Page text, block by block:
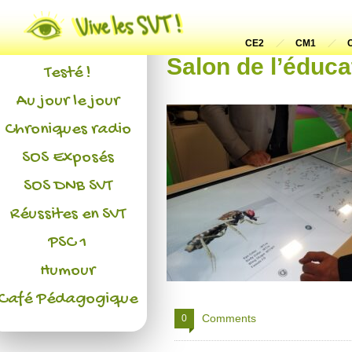
CE2 CM1
Salon de
0 Comments
Actualités
L'association
Testé !
Au jour le jour
Chroniques radio
SOS Exposés
SOS DNB SVT
Réussites en SVT
PSC 1
Humour
Pédagogique